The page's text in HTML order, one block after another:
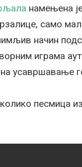
намењена
само
начин
играма
усавршавање
песмица